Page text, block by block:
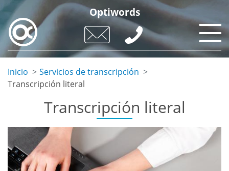
Pasar
contenido
principal
Optiwords
Inicio
Servicios de transcripción
Transcripción literal
Transcripción literal